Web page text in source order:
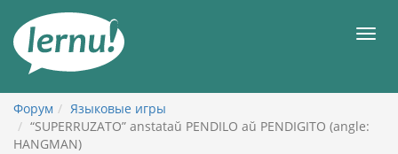
содержанию
Форум
Языковые игры
“SUPERRUZATO” anstataŭ PENDILO aŭ PENDIGITO (angle:
HANGMAN)